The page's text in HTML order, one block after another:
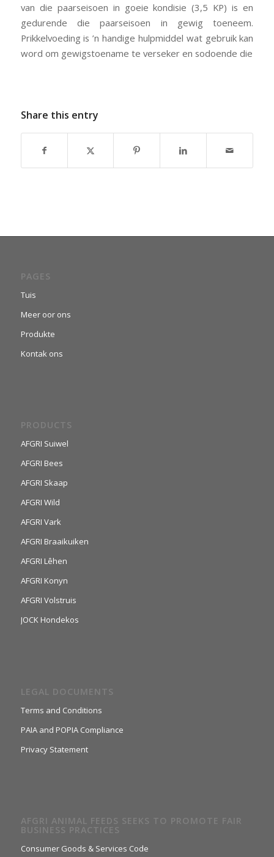
van die paarseisoen in goeie kondisie (3,5 KP) is en
gedurende die paarseisoen in gewig toeneem.
Prikkelvoeding is ’n handige hulpmiddel wat gebruik kan
word om gewigstoename te verseker en sodoende die
Share this entry
PAGES
Tuis
Meer oor ons
Produkte
Kontak ons
PRODUCTS
AFGRI Suiwel
AFGRI Bees
AFGRI Skaap
AFGRI Wild
AFGRI Vark
AFGRI Braaikuiken
AFGRI Lêhen
AFGRI Konyn
AFGRI Volstruis
JOCK Hondekos
LEGAL DOCUMENTS
Terms and Conditions
PAIA and POPIA Compliance
Privacy Statement
AFGRI ANIMAL FEEDS SEEKS TO PROMOTE FAIR
BUSINESS PRACTICES
Consumer Goods & Services Code